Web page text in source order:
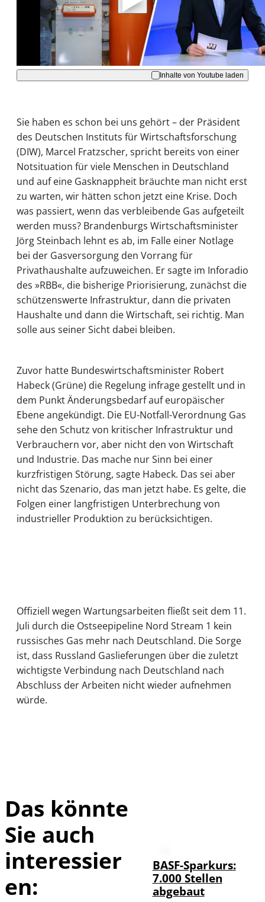
Hinweise dazu erhalten Sie in der Datenschutzerklärung
Akzeptieren
Inhalte von Youtube laden
Sie haben es schon bei uns gehört – der Präsident
des Deutschen Instituts für Wirtschaftsforschung
(DIW), Marcel Fratzscher, spricht bereits von einer
Notsituation für viele Menschen in Deutschland
und auf eine Gasknappheit bräuchte man nicht erst
zu warten, wir hätten schon jetzt eine Krise. Doch
was passiert, wenn das verbleibende Gas aufgeteilt
werden muss? Brandenburgs Wirtschaftsminister
Jörg Steinbach lehnt es ab, im Falle einer Notlage
bei der Gasversorgung den Vorrang für
Privathaushalte aufzuweichen. Er sagte im Inforadio
des »RBB«, die bisherige Priorisierung, zunächst die
schützenswerte Infrastruktur, dann die privaten
Haushalte und dann die Wirtschaft, sei richtig. Man
solle aus seiner Sicht dabei bleiben.
Zuvor hatte Bundeswirtschaftsminister Robert
Habeck (Grüne) die Regelung infrage gestellt und in
dem Punkt Änderungsbedarf auf europäischer
Ebene angekündigt. Die EU-Notfall-Verordnung Gas
sehe den Schutz von kritischer Infrastruktur und
Verbrauchern vor, aber nicht den von Wirtschaft
und Industrie. Das mache nur Sinn bei einer
kurzfristigen Störung, sagte Habeck. Das sei aber
nicht das Szenario, das man jetzt habe. Es gelte, die
Folgen einer langfristigen Unterbrechung von
industrieller Produktion zu berücksichtigen.
Offiziell wegen Wartungsarbeiten fließt seit dem 11.
Juli durch die Ostseepipeline Nord Stream 1 kein
russisches Gas mehr nach Deutschland. Die Sorge
ist, dass Russland Gaslieferungen über die zuletzt
wichtigste Verbindung nach Deutschland nach
Abschluss der Arbeiten nicht wieder aufnehmen
würde.
Das könnte
Sie auch
interessier
en:
BASF-Sparkurs:
7.000 Stellen
abgebaut